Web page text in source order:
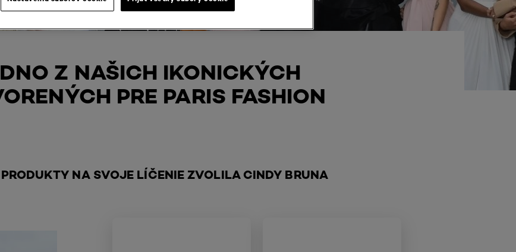
Z NAŠICH IKONICKÝCH
PRE PARIS FASHION
NA SVOJE LÍČENIE ZVOLILA CINDY BRUNA